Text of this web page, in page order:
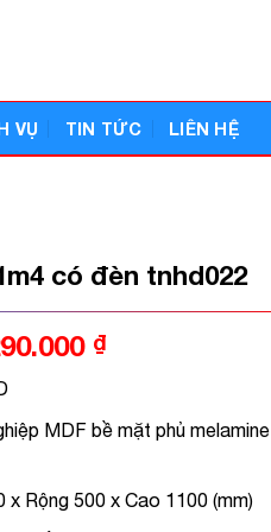
VỤ TIN TỨC LIÊN HỆ
có đèn tnhd022
₫.
₫Giá
là:
MDF bề mặt phủ melamine
Rộng 500 x Cao 1100 (mm)